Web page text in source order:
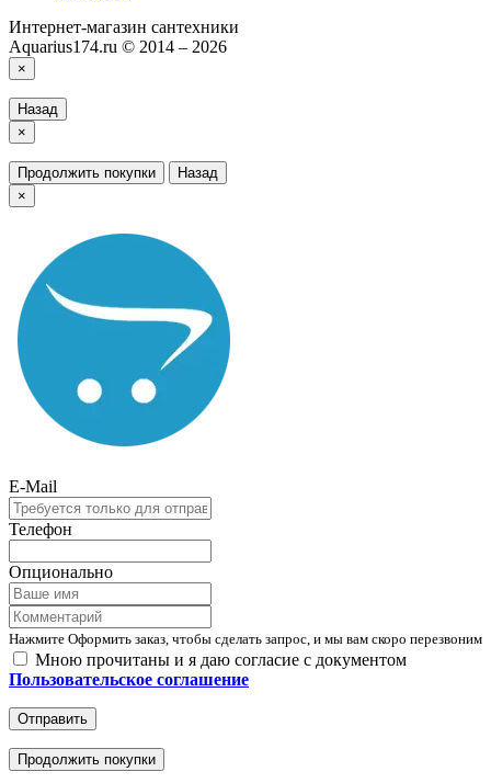
Интернет-магазин сантехники
Aquarius174.ru © 2014 – 2026
×
Назад
×
Продолжить покупки
Назад
×
E-Mail
Телефон
Опционально
Нажмите Оформить заказ, чтобы сделать запрос, и мы вам скоро перезвоним
Мною прочитаны и я даю согласие с документом
Пользовательское соглашение
Отправить
Продолжить покупки